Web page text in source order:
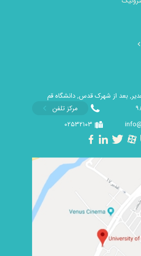
بعد از شهرک قدس, دانشگاه قم
مرکز تلفن
۰۲۵۳۲۱۰۳